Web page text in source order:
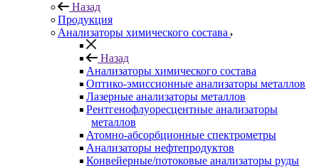
Назад
Продукция
Анализаторы химического состава
Назад
Анализаторы химического состава
Оптико-эмиссионные анализаторы металлов
Лазерные анализаторы металлов
Рентгенофлуоресцентные анализаторы
металлов
Атомно-абсорбционные спектрометры
Анализаторы нефтепродуктов
Конвейерные/потоковые анализаторы руды